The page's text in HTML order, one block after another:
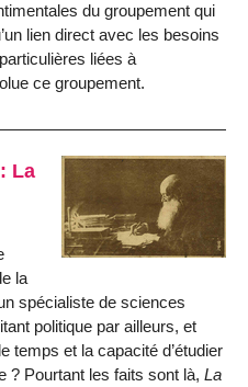
du groupement qui
lien direct avec les besoins
liées à
ce groupement.
La
la
spé­cialiste de sciences
politique par ailleurs, et
temps et la capacité d’étudier
? Pourtant les faits sont là, La